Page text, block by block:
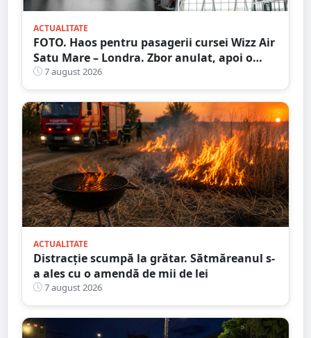
ACTUALITATE
FOTO. Haos pentru pasagerii cursei Wizz Air
Satu Mare – Londra. Zbor anulat, apoi o
nouă întârziere. Fără explicații clare
7 august 2026
ACTUALITATE
Distracție scumpă la grătar. Sătmăreanul s-
a ales cu o amendă de mii de lei
7 august 2026